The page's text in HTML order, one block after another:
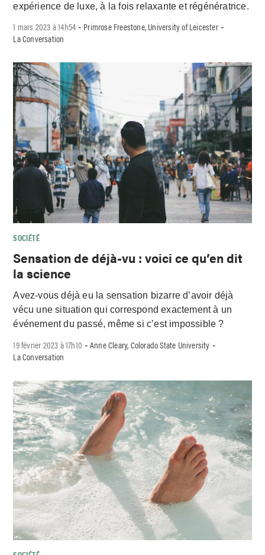
expérience de luxe, à la fois relaxante et régénératrice.
1 mars 2023 à 14h54 - Primrose Freestone, University of Leicester-
La Conversation
SOCIÉTÉ
Sensation de déjà-vu : voici ce qu’en dit
la science
Avez-vous déjà eu la sensation bizarre d’avoir déjà
vécu une situation qui correspond exactement à un
événement du passé, même si c’est impossible ?
19 février 2023 à 17h10 -Anne Cleary, Colorado State University -
La Conversation